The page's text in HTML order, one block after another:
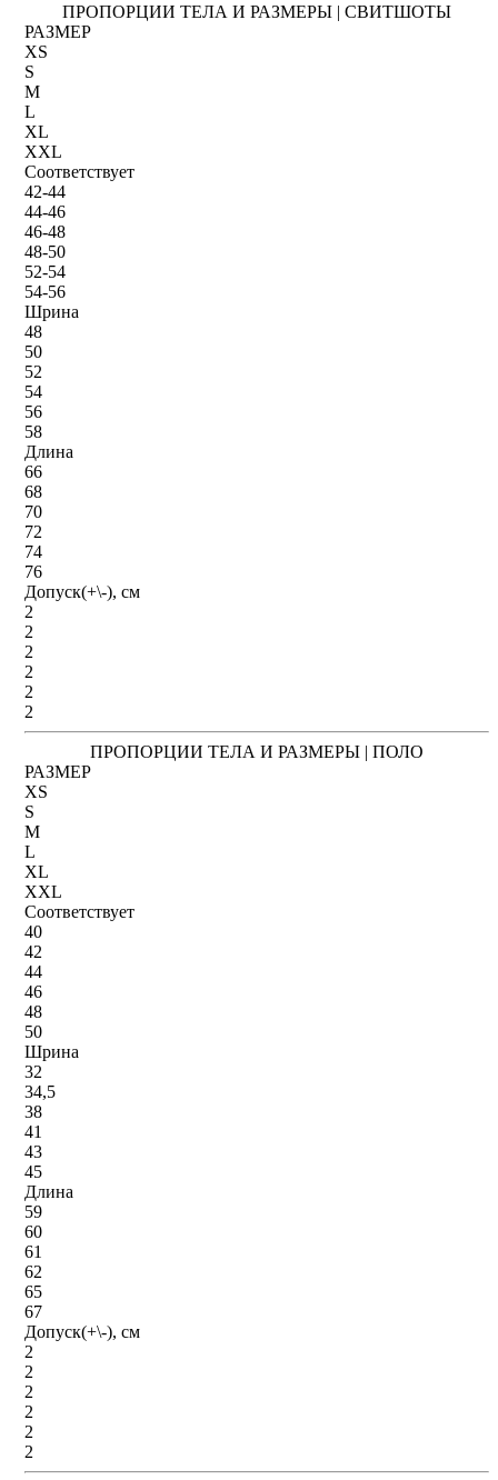
ПРОПОРЦИИ ТЕЛА И РАЗМЕРЫ | СВИТШОТЫ
РАЗМЕР
XS
S
M
L
XL
XXL
Соответствует
42-44
44-46
46-48
48-50
52-54
54-56
Шрина
48
50
52
54
56
58
Длина
66
68
70
72
74
76
Допуск(+\-), см
2
2
2
2
2
2
ПРОПОРЦИИ ТЕЛА И РАЗМЕРЫ | ПОЛО
РАЗМЕР
XS
S
M
L
XL
XXL
Соответствует
40
42
44
46
48
50
Шрина
32
34,5
38
41
43
45
Длина
59
60
61
62
65
67
Допуск(+\-), см
2
2
2
2
2
2